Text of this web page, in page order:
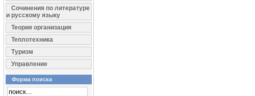
Сочинения по литературе
и русскому языку
Теория организация
Теплотехника
Туризм
Управление
Форма поиска